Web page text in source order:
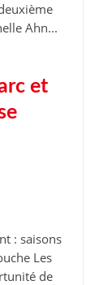
Ahn...
et
: saisons
Les
de